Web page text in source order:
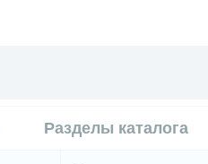
Разделы каталога